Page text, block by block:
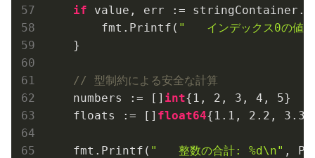
if value, err :=
        fmt.Printf(
"   インデックス0の値
    }
// 型制約による安全な計算
    numbers := []
int{ 1 , 2 , 3 , 4 , 5}
    floats := []
float64{ 1.1 , 2.2 , 3.3
    fmt.Printf(
"   整数の合計: %d\n" ,